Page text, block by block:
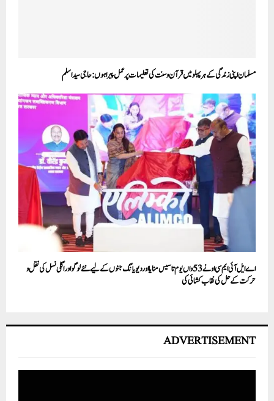
مسلمان اپنی زندگی کے ہر پہلو میں قرآن و سنت کی تعلیمات پر عمل پیرا ہوں: حاجی سید اسلم
اےایل آئی ایم سی او نے 53 واں یوم تاسیس منایا اور دیویانگ جنوں کے لیے نئے لوگو اور اگلی نسل کی نقل و
حرکت کے حل کی نقاب کشائی کی
ADVERTISEMENT